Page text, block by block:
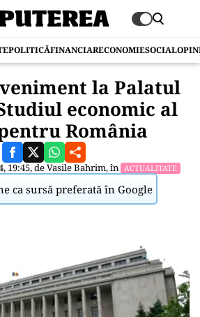
POLITICĂFINANCIARECONOMIESOCIAL
la Palatul
economic al
România
19:45, deVasile Bahrim, în ACTUALITATE
ca sursă preferată în Google